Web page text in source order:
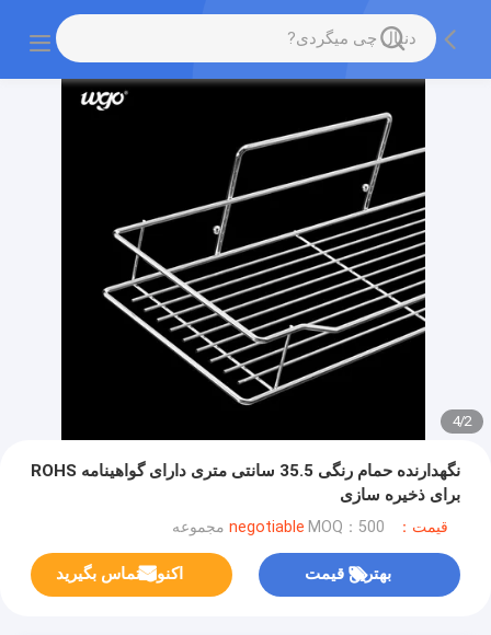
2
/
4
نگهدارنده حمام رنگی 35.5 سانتی متری دارای گواهینامه ROHS
برای ذخیره سازی
قیمت：negotiable MOQ：500 مجموعه
بهترین قیمت اکنون تماس بگیرید